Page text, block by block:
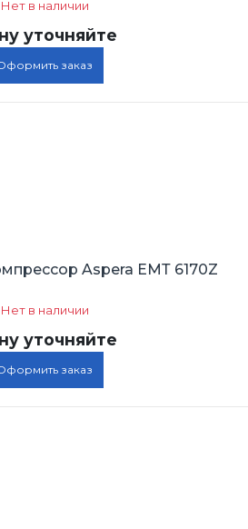
Нет в наличии
уточняйте
заказ
Aspera ЕМТ 6170Z
Нет в наличии
уточняйте
заказ